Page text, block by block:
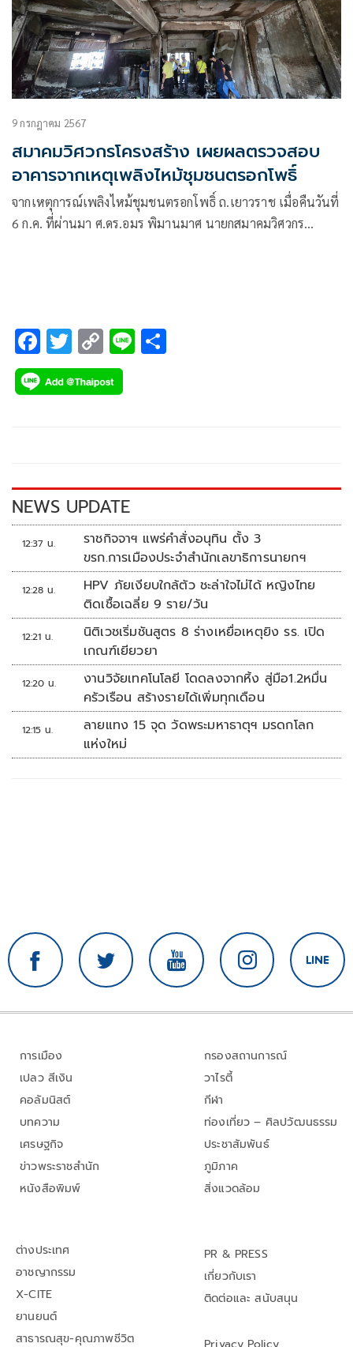
9 กรกฎาคม 2567
สมาคมวิศวกรโครงสร้าง เผยผลตรวจสอบ
อาคารจากเหตุเพลิงไหม้ชุมชนตรอกโพธิ์
จากเหตุการณ์เพลิงไหม้ชุมชนตรอกโพธิ์ ถ.เยาวราช เมื่อคืนวันที่
6 ก.ค. ที่ผ่านมา ศ.ดร.อมร พิมานมาศ นายกสมาคมวิศวกร
F
ac
e
k
T
wi
tt
C
o
p
k
Li
NEWS UPDATE
12:37 น.
ราชกิจจาฯ แพร่คำสั่งอนุทิน ตั้ง 3
ขรก.การเมืองประจำสำนักเลขาธิการนายกฯ
12:28 น.
HPV ภัยเงียบใกล้ตัว ชะล่าใจไม่ได้ หญิงไทย
ติดเชื้อเฉลี่ย 9 ราย/วัน
12:21 น.
นิติเวชเริ่มชันสูตร 8 ร่างเหยื่อเหตุยิง รร. เปิด
เกณฑ์เยียวยา
12:20 น.
งานวิจัยเทคโนโลยี โดดลงจากหิ้ง สู่มือ1.2หมื่น
ครัวเรือน สร้างรายได้เพิ่มทุกเดือน
12:15 น.
ลายแทง 15 จุด วัดพระมหาธาตุฯ มรดกโลก
แห่งใหม่
การเมือง
เปลว สีเงิน
คอลัมนิสต์
บทความ
เศรษฐกิจ
ข่าวพระราชสำนัก
หนังสือพิมพ์
กรองสถานการณ์
วาไรตี้
กีฬา
ท่องเที่ยว – ศิลปวัฒนธรรม
ประชาสัมพันธ์
ภูมิภาค
สิ่งแวดล้อม
ต่างประเทศ
อาชญากรรม
X-CITE
ยานยนต์
สาธารณสุข-คุณภาพชีวิต
PR & PRESS
เกี่ยวกับเรา
ติดต่อและ สนับสนุน